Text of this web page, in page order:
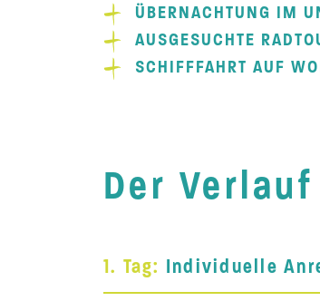
ÜBERNACHTUNG IM
AUSGESUCHTE
SCHIFFFAHRT AUF
Der
1. Tag: Individuelle